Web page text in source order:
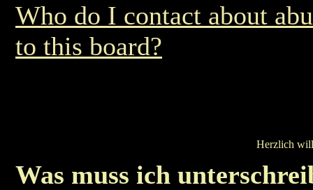
Who do I contact about
to this board?
Herzlich
Was muss ich